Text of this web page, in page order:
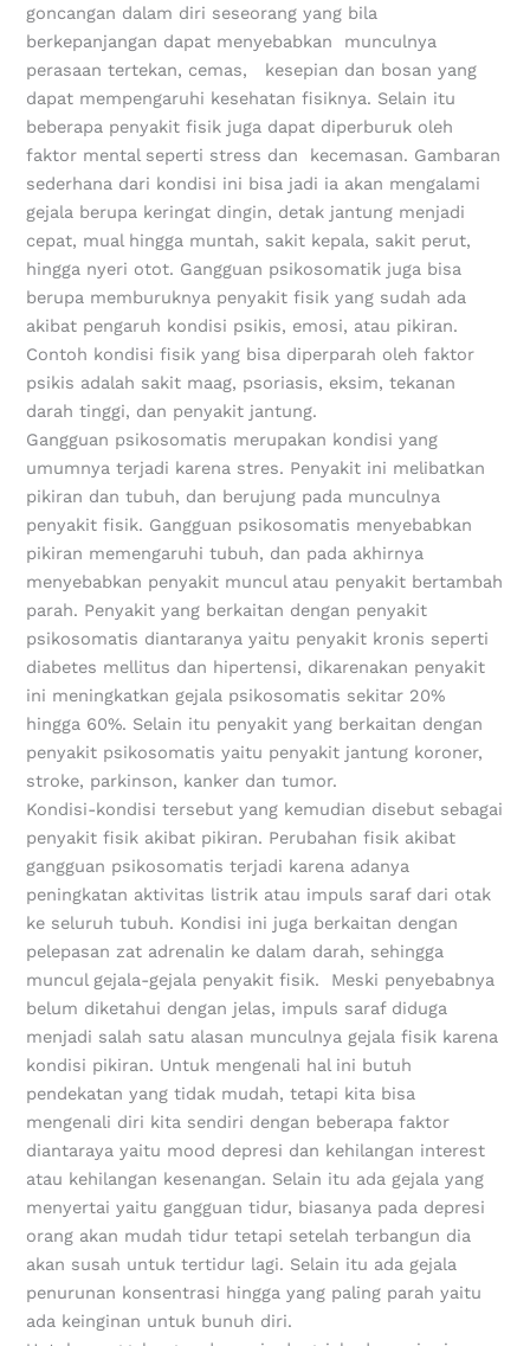
goncangan dalam diri seseorang yang bila
berkepanjangan dapat menyebabkan munculnya
perasaan tertekan, cemas, kesepian dan bosan yang
dapat mempengaruhi kesehatan fisiknya. Selain itu
beberapa penyakit fisik juga dapat diperburuk oleh
faktor mental seperti stress dan kecemasan. Gambaran
sederhana dari kondisi ini bisa jadi ia akan mengalami
gejala berupa keringat dingin, detak jantung menjadi
cepat, mual hingga muntah, sakit kepala, sakit perut,
hingga nyeri otot. Gangguan psikosomatik juga bisa
berupa memburuknya penyakit fisik yang sudah ada
akibat pengaruh kondisi psikis, emosi, atau pikiran.
Contoh kondisi fisik yang bisa diperparah oleh faktor
psikis adalah sakit maag, psoriasis, eksim, tekanan
darah tinggi, dan penyakit jantung.
Gangguan psikosomatis merupakan kondisi yang
umumnya terjadi karena stres. Penyakit ini melibatkan
pikiran dan tubuh, dan berujung pada munculnya
penyakit fisik. Gangguan psikosomatis menyebabkan
pikiran memengaruhi tubuh, dan pada akhirnya
menyebabkan penyakit muncul atau penyakit bertambah
parah. Penyakit yang berkaitan dengan penyakit
psikosomatis diantaranya yaitu penyakit kronis seperti
diabetes mellitus dan hipertensi, dikarenakan penyakit
ini meningkatkan gejala psikosomatis sekitar 20%
hingga 60%. Selain itu penyakit yang berkaitan dengan
penyakit psikosomatis yaitu penyakit jantung koroner,
stroke, parkinson, kanker dan tumor.
Kondisi-kondisi tersebut yang kemudian disebut sebagai
penyakit fisik akibat pikiran. Perubahan fisik akibat
gangguan psikosomatis terjadi karena adanya
peningkatan aktivitas listrik atau impuls saraf dari otak
ke seluruh tubuh. Kondisi ini juga berkaitan dengan
pelepasan zat adrenalin ke dalam darah, sehingga
muncul gejala-gejala penyakit fisik. Meski penyebabnya
belum diketahui dengan jelas, impuls saraf diduga
menjadi salah satu alasan munculnya gejala fisik karena
kondisi pikiran. Untuk mengenali hal ini butuh
pendekatan yang tidak mudah, tetapi kita bisa
mengenali diri kita sendiri dengan beberapa faktor
diantaraya yaitu mood depresi dan kehilangan interest
atau kehilangan kesenangan. Selain itu ada gejala yang
menyertai yaitu gangguan tidur, biasanya pada depresi
orang akan mudah tidur tetapi setelah terbangun dia
akan susah untuk tertidur lagi. Selain itu ada gejala
penurunan konsentrasi hingga yang paling parah yaitu
ada keinginan untuk bunuh diri.